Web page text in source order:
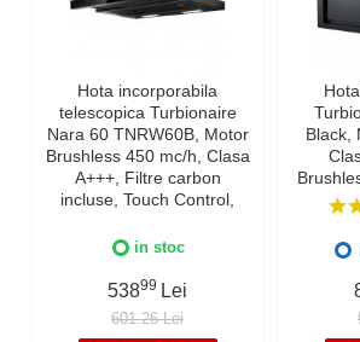
Hota incorporabila
telescopica Turbionaire
Nara 60 TNRW60B, Motor
Brushless 450 mc/h, Clasa
A+++, Filtre carbon
incluse, Touch Control,
Boost, Timer, Negru
in stoc
53899 Lei
601.26 Lei
Black,
Boost,
Filtru